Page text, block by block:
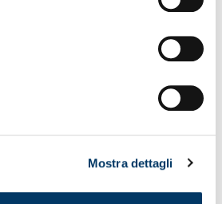
Mostra dettagli